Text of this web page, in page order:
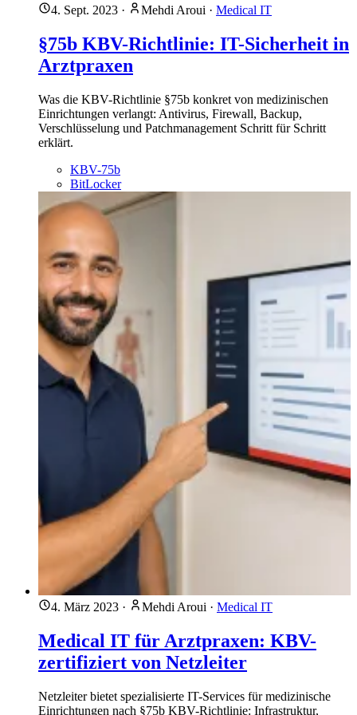
4. Sept. 2023 · Mehdi Aroui · Medical IT
§75b KBV-Richtlinie: IT-Sicherheit in
Arztpraxen
Was die KBV-Richtlinie §75b konkret von medizinischen
Einrichtungen verlangt: Antivirus, Firewall, Backup,
Verschlüsselung und Patchmanagement Schritt für Schritt
erklärt.
KBV-75b
BitLocker
4. März 2023 · Mehdi Aroui · Medical IT
Medical IT für Arztpraxen: KBV-
zertifiziert von Netzleiter
Netzleiter bietet spezialisierte IT-Services für medizinische
Einrichtungen nach §75b KBV-Richtlinie: Infrastruktur,